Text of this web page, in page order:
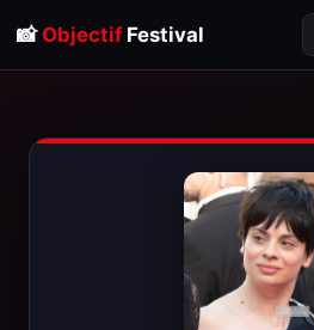
📸 ObjectifFestival